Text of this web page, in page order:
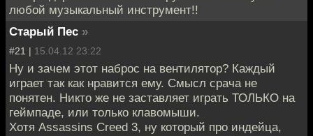
любой музыкальный инструмент!!
Старый Пес »
#21 | 15.04.12 23:22
Ну и зачем этот наброс на вентилятор? Каждый
играет так как нравится ему. Смысл срача не
понятен. Никто же не заставляет играть ТОЛЬКО на
геймпаде, или только клавомыши.
Хотя Assassins Creed 3, ну который про индейца,